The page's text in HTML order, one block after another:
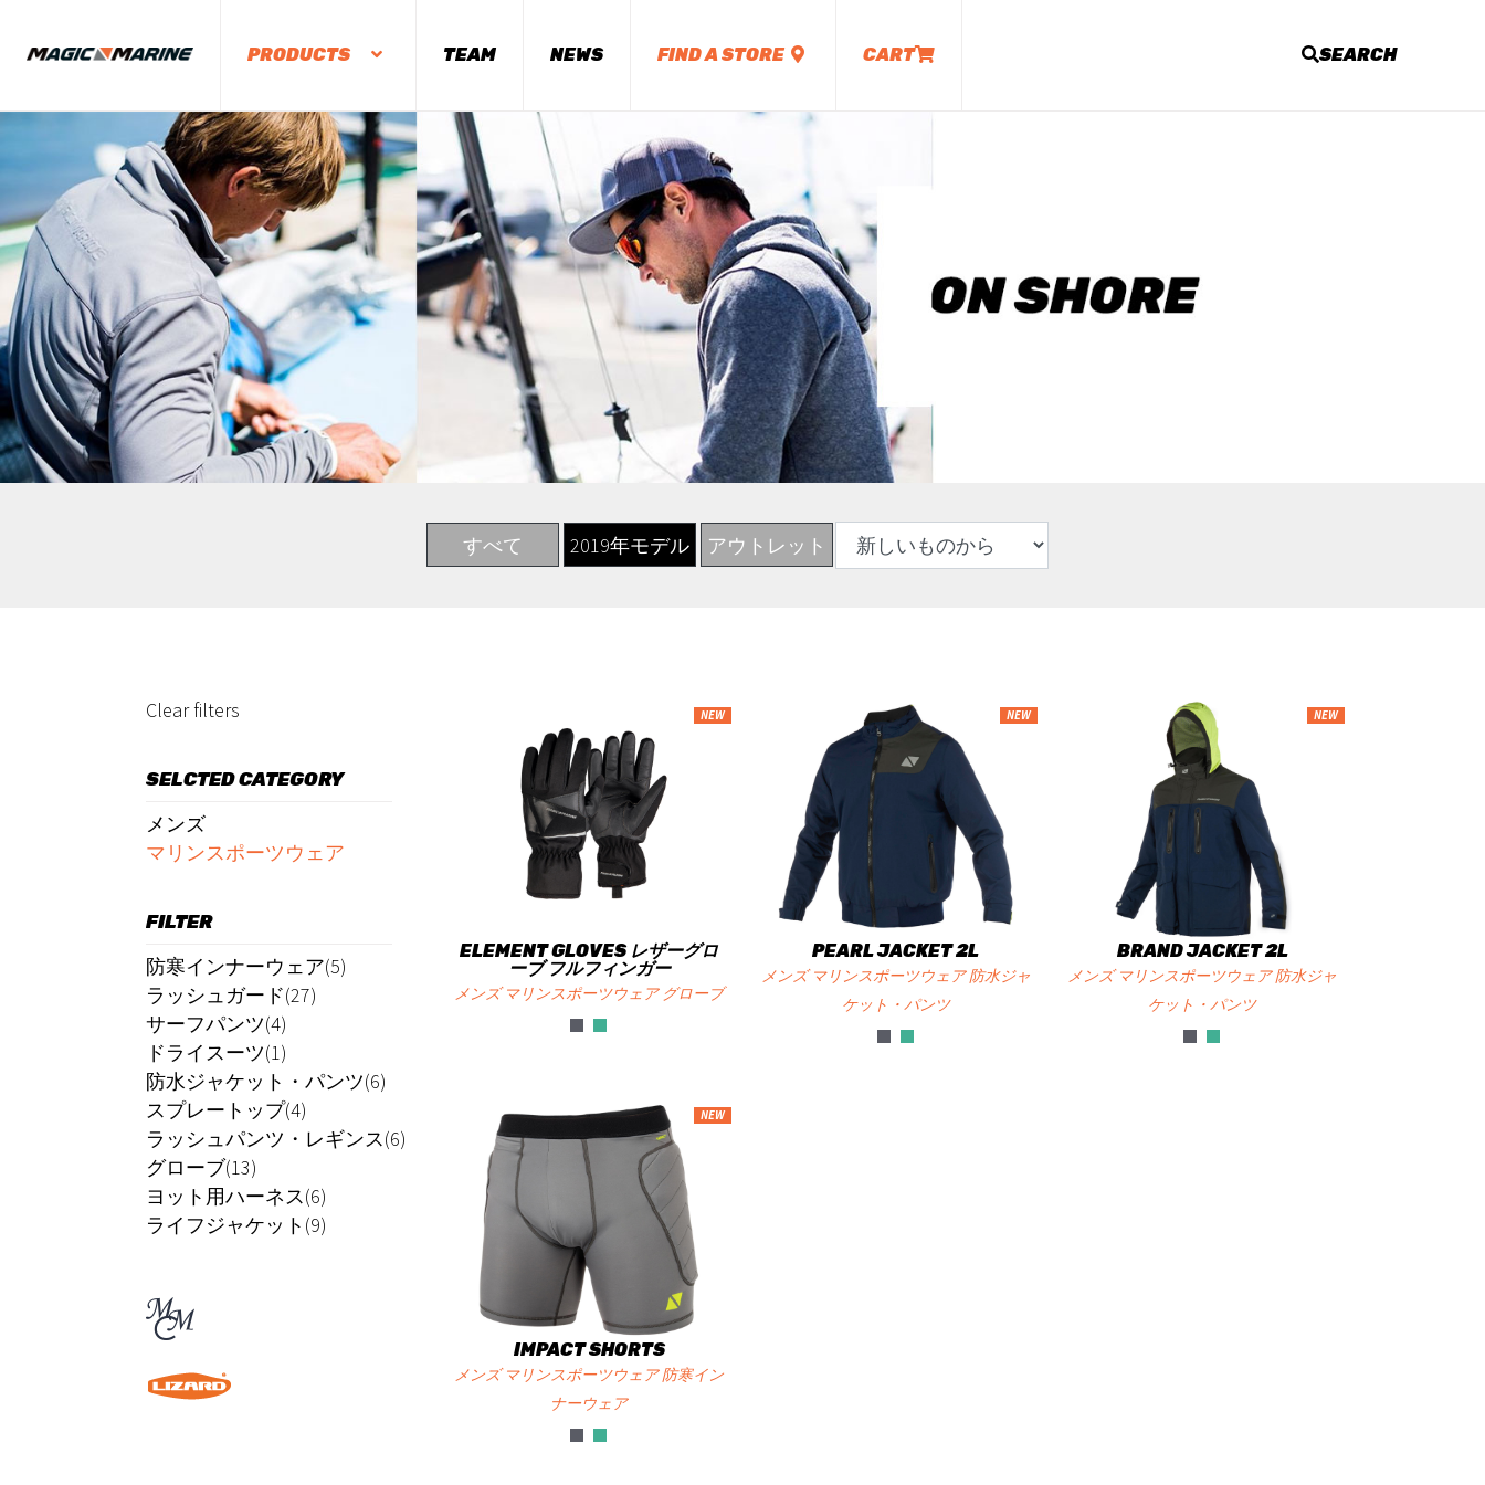
PRODUCTS TEAM NEWS FIND A STORE CART SEARCH
すべて 2019年モデル アウトレット
Clear filters
SELCTED CATEGORY
メンズ
マリンスポーツウェア
FILTER
防寒インナーウェア(5)
ラッシュガード(27)
サーフパンツ(4)
ドライスーツ(1)
防水ジャケット・パンツ(6)
スプレートップ(4)
ラッシュパンツ・レギンス(6)
グローブ(13)
ヨット用ハーネス(6)
ライフジャケット(9)
NEW
ELEMENT GLOVES レザーグロ
ーブ フルフィンガー
メンズ マリンスポーツウェア グローブ
NEW
PEARL JACKET 2L
メンズ マリンスポーツウェア 防水ジャ
ケット・パンツ
NEW
BRAND JACKET 2L
メンズ マリンスポーツウェア 防水ジャ
ケット・パンツ
NEW
IMPACT SHORTS
メンズ マリンスポーツウェア 防寒イン
ナーウェア